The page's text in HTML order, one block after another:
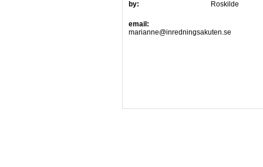
by: Roskilde
email:
marianne@inredningsakuten.se